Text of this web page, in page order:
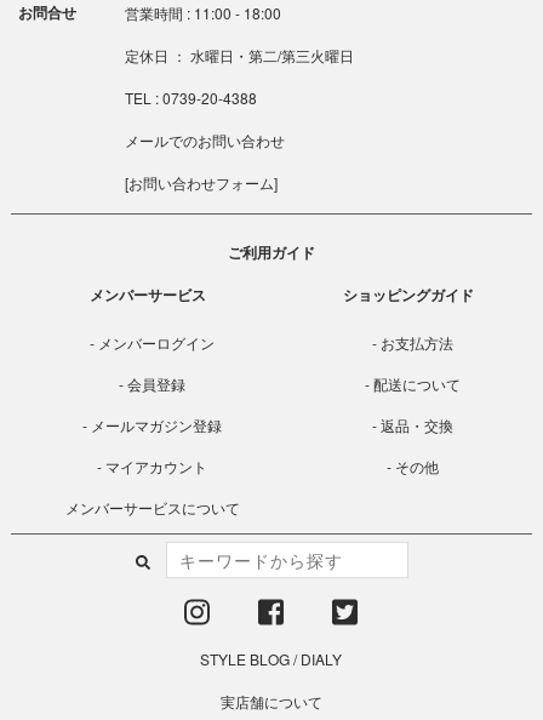
お問合せ 営業時間 : 11:00 - 18:00
定休日 ： 水曜日・第二/第三火曜日
TEL : 0739-20-4388
メールでのお問い合わせ
[お問い合わせフォーム]
ご利用ガイド
メンバーサービス
メンバーログイン
会員登録
メールマガジン登録
マイアカウント
メンバーサービスについて
ショッピングガイド
お支払方法
配送について
返品・交換
その他
STYLE BLOG/DIALY
実店舗について